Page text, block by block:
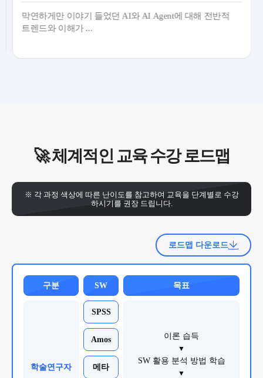
08
24(월)
생성형 AI와 AI 에이전트로 연구 기획·
보고·제안 문서 생산성 점프업
2026-
08
생성형 AI 시대에 역량을 키우는 의학/
생물학 논문 작성법
막연하게만 이야기 들었던 AI와 AI Agent에 대해 전반적
트렌드와 이해가 ...
🚀 체계적인 교육 수강 로드맵
※ 각 과정 색상에 따른 난이도를 참고하여 교육을 단계별로 수강
하시기를 권장 드립니다.
로드맵 다운로드
구분 SW 목표
학술연구자
SPSS
이론 습득
▼
SW 활용 분석 방법 학습
▼
Amos
메타